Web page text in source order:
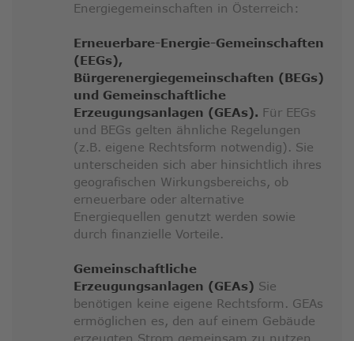
Energiegemeinschaften in Österreich:
Erneuerbare-Energie-Gemeinschaften
(EEGs),
Bürgerenergiegemeinschaften (BEGs)
und Gemeinschaftliche
Erzeugungsanlagen (GEAs). Für EEGs
und BEGs gelten ähnliche Regelungen
(z.B. eigene Rechtsform notwendig). Sie
unterscheiden sich aber hinsichtlich ihres
geografischen Wirkungsbereichs, ob
erneuerbare oder alternative
Energiequellen genutzt werden sowie
durch finanzielle Vorteile.
Gemeinschaftliche
Erzeugungsanlagen (GEAs) Sie
benötigen keine eigene Rechtsform. GEAs
ermöglichen es, den auf einem Gebäude
erzeugten Strom gemeinsam zu nutzen.